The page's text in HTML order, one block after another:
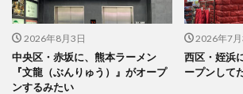
2026年8月3日
中央区・赤坂に、熊本ラーメン
『文龍（ぶんりゅう）』がオープ
ンするみたい
2026年7
西区・姪浜
ープンして